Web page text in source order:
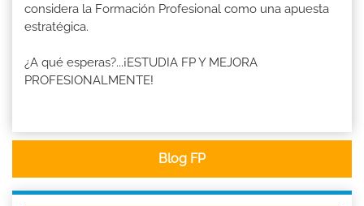
considera la Formación Profesional como una apuesta
estratégica.
¿A qué esperas?...¡ESTUDIA FP Y MEJORA
PROFESIONALMENTE!
Blog FP